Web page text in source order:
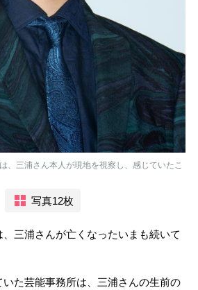
、三浦さん本人が現地を視察し、感じていたこ
写真12枚
三浦さんが亡くなったいまも続いて
いた芸能事務所は、三浦さんの生前の